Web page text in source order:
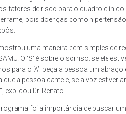
fatores de risco para o quadro clínico
pois doenças como
uma maneira bem simples de
O ‘S’ é sobre o sorriso: se ele
para o ‘A’: peça a pessoa um
que a pessoa cante e, se a voz estiver
explicou Dr. Renato.
foi a importância de buscar